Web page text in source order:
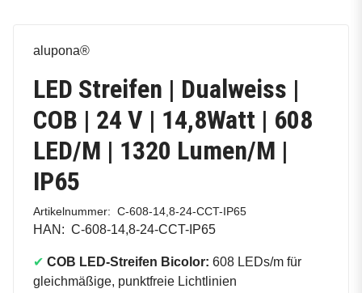
alupona®
LED Streifen | Dualweiss |
COB | 24 V | 14,8Watt | 608
LED/M | 1320 Lumen/M |
IP65
Artikelnummer: C-608-14,8-24-CCT-IP65
HAN: C-608-14,8-24-CCT-IP65
✔ COB LED-Streifen Bicolor: 608 LEDs/m für
gleichmäßige, punktfreie Lichtlinien